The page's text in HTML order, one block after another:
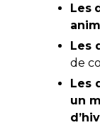
Les
Les
de
Les
un